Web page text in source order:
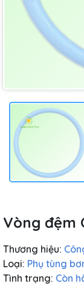
Vòng đệm
Thương hiệu:
Loại: Phụ tùng
Tình trạng: Còn